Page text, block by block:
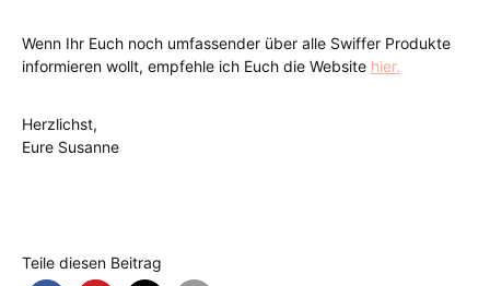
Wenn Ihr Euch noch umfassender über alle Swiffer Produkte
informieren wollt, empfehle ich Euch die Website hier.
Herzlichst,
Eure Susanne
Teile diesen Beitrag